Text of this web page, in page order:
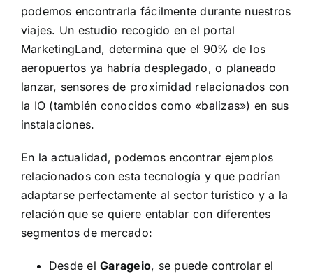
podemos encontrarla fácilmente durante nuestros
viajes. Un estudio recogido en el portal
MarketingLand, determina que el 90% de los
aeropuertos ya habría desplegado, o planeado
lanzar, sensores de proximidad relacionados con
la IO (también conocidos como «balizas») en sus
instalaciones.
En la actualidad, podemos encontrar ejemplos
relacionados con esta tecnología y que podrían
adaptarse perfectamente al sector turístico y a la
relación que se quiere entablar con diferentes
segmentos de mercado:
Desde elGarageio, se puede controlar el